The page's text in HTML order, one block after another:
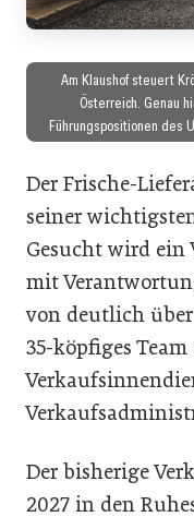
Am Klaushof steuert
Österreich. Genau
Führungspositionen des
Der Frische-
seiner
Gesucht wird ein
mit
von deutlich
35-köpfiges
Der bisherige
2027 in den